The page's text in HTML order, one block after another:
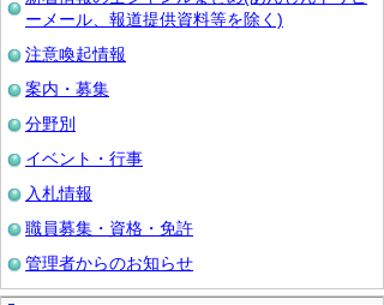
ーメール、報道提供資料等を除く)
注意喚起情報
案内・募集
分野別
イベント・行事
入札情報
職員募集・資格・免許
管理者からのお知らせ